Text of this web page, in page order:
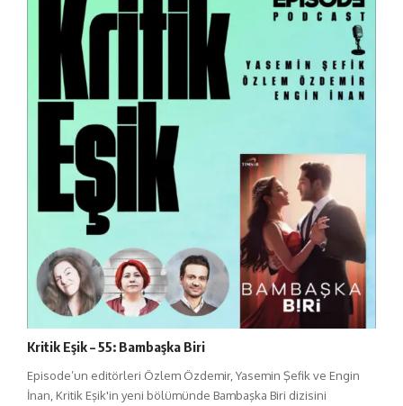
Kritik Eşik – 55: Bambaşka Biri
Episode’un editörleri Özlem Özdemir, Yasemin Şefik ve Engin
İnan, Kritik Eşik'in yeni bölümünde Bambaşka Biri dizisini